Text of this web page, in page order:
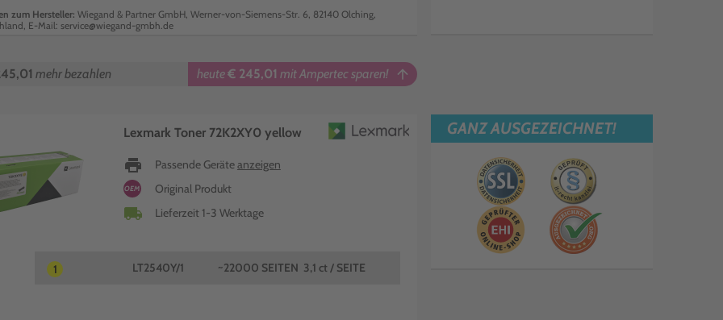
zum Hersteller: Wiegand & Partner GmbH, Werner-von-Siemens-Str. 6, 82140 Olching,
E-Mail: service@wiegand-gmbh.de
mehr bezahlen heute€ 245,01 mit Ampertec sparen! arrow_upward
Lexmark Toner 72K2XY0 yellow
print Passende Geräteanzeigen
OEM Original Produkt
local_shipping Lieferzeit 1-3 Werktage
1 LT2540Y/1 ~22000 SEITEN 3,1 ct / SEITE
GANZ AUSGEZEICHNET!